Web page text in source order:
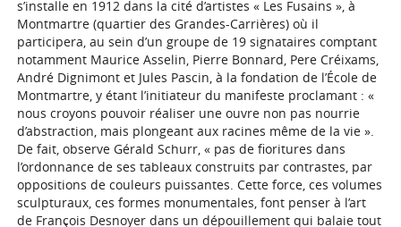
s’installe en 1912 dans la cité d’artistes « Les Fusains », à
Montmartre (quartier des Grandes-Carrières) où il
participera, au sein d’un groupe de 19 signataires comptant
notamment Maurice Asselin, Pierre Bonnard, Pere Créixams,
André Dignimont et Jules Pascin, à la fondation de l’École de
Montmartre, y étant l’initiateur du manifeste proclamant : «
nous croyons pouvoir réaliser une ouvre non pas nourrie
d’abstraction, mais plongeant aux racines même de la vie ».
De fait, observe Gérald Schurr, « pas de fioritures dans
l’ordonnance de ses tableaux construits par contrastes, par
oppositions de couleurs puissantes. Cette force, ces volumes
sculpturaux, ces formes monumentales, font penser à l’art
de François Desnoyer dans un dépouillement qui balaie tout